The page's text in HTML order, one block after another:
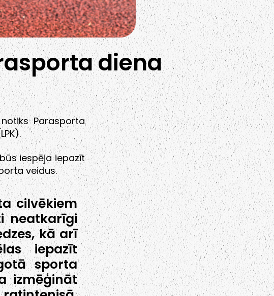
diena
Parasporta
iespēja iepazīt
veidus.
cilvēkiem
neatkarīgi
kā arī
iepazīt
sporta
izmēģināt